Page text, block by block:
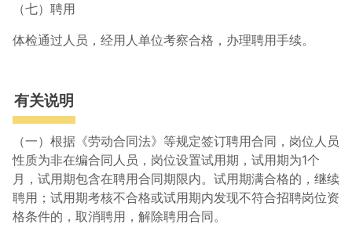
（七）聘用
体检通过人员，经用人单位考察合格，办理聘用手续。
有关说明
（一）根据《劳动合同法》等规定签订聘用合同，岗位人员
性质为非在编合同人员，岗位设置试用期，试用期为1个
月，试用期包含在聘用合同期限内。试用期满合格的，继续
聘用；试用期考核不合格或试用期内发现不符合招聘岗位资
格条件的，取消聘用，解除聘用合同。